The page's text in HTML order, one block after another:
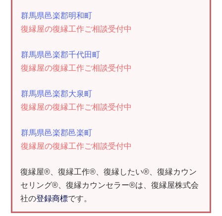
群馬県邑楽郡明和町
復縁屋の復縁工作ご相談受付中
群馬県邑楽郡千代田町
復縁屋の復縁工作ご相談受付中
群馬県邑楽郡大泉町
復縁屋の復縁工作ご相談受付中
群馬県邑楽郡邑楽町
復縁屋の復縁工作ご相談受付中
復縁屋®、復縁工作®、復縁したい®、復縁カウン
セリング®、復縁カウンセラー®は、復縁屋株式会
社の登録商標です。